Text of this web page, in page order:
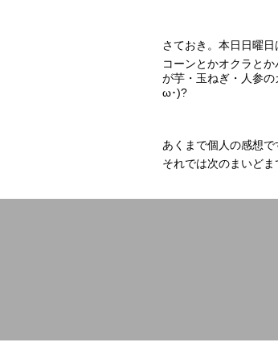
さておき。本日日曜
コーンとかオクラと
が芋・玉ねぎ・人参
ω･)?
あくまで個人の感想
それでは次のまいどま